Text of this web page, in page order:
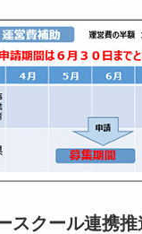
スクール連携